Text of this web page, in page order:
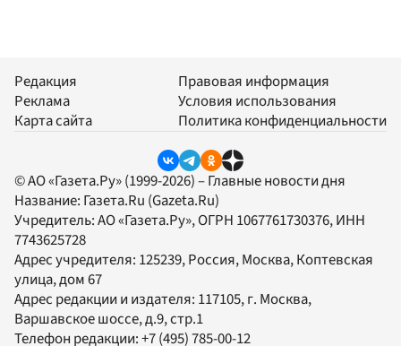
Редакция
Реклама
Карта сайта
Правовая информация
Условия использования
Политика конфиденциальности
© АО «Газета.Ру» (1999-2026) – Главные новости дня
Название: Газета.Ru (Gazeta.Ru)
Учредитель:АО «Газета.Ру», ОГРН 1067761730376, ИНН
7743625728
Адрес учредителя: 125239, Россия, Москва, Коптевская
улица, дом 67
Адрес редакции и издателя: 117105, г. Москва,
Варшавское шоссе, д.9, стр.1
Телефон редакции:+7 (495) 785-00-12